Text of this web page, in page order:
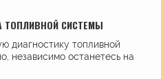
ТОПЛИВНОЙ СИСТЕМЫ
диагностику топливной
независимо останетесь на